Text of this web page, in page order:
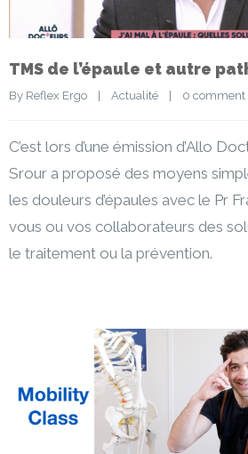
TMS de l’épaule et autre
By Reflex Ergo Actualité 0 comment
C’est lors d’une émission d’Allo
Srour a proposé des moyens
les douleurs d’épaules avec le Pr
vous ou vos collaborateurs des
le traitement ou la prévention.